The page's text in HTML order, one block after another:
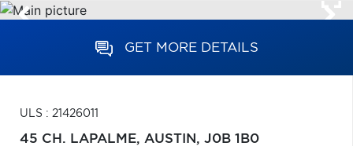
GET MORE DETAILS
ULS : 21426011
45 CH. LAPALME, AUSTIN, J0B 1B0